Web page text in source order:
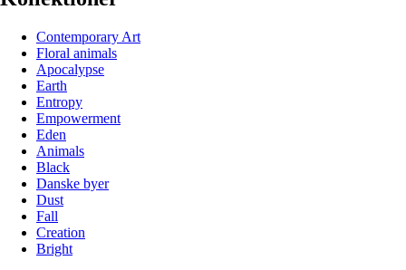
Contemporary Art
Floral animals
Apocalypse
Earth
Entropy
Empowerment
Eden
Animals
Black
Danske byer
Dust
Fall
Creation
Bright